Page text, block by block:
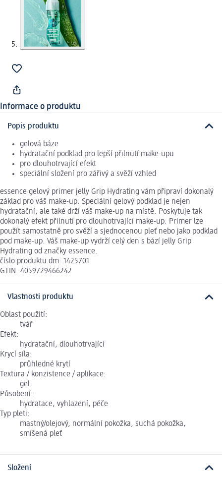
Informace o produktu
Popis produktu
gelová báze
hydratační podklad pro lepší přilnutí make-upu
pro dlouhotrvající efekt
speciální složení pro zářivý a svěží vzhled
essence gelový primer jelly Grip Hydrating vám připraví dokonalý
základ pro váš make-up. Speciální gelový podklad je nejen
hydratační, ale také drží váš make-up na místě. Poskytuje tak
dokonalý efekt přilnutí pro dlouhotrvající make-up. Primer lze
použít samostatně pro svěží a sjednocenou pleť nebo jako podklad
pod make-up. Váš make-up vydrží celý den s bází jelly Grip
Hydrating od značky essence.
číslo produktu dm: 1425701
GTIN: 4059729466242
Vlastnosti produktu
Oblast použití:
tvář
Efekt:
hydratační, dlouhotrvající
Krycí síla:
průhledné krytí
Textura / konzistence / aplikace:
gel
Působení:
hydratace, vyhlazení, péče
Typ pleti:
mastný/olejový, normální pokožka, suchá pokožka,
smíšená pleť
Složení